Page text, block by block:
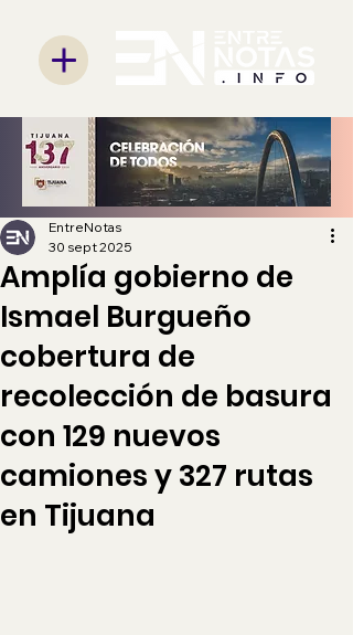
Amplía gobierno de
Ismael Burgueño
cobertura de
recolección de basura
con 129 nuevos
camiones y 327 rutas
en Tijuana
EntreNotas
30 sept 2025